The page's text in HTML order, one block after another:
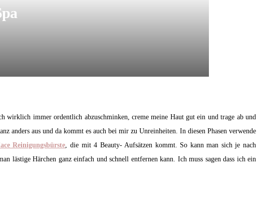
immer ordentlich abzuschminken, creme meine Haut gut ein und trage ab und
anders aus und da kommt es auch bei mir zu Unreinheiten. In diesen Phasen verwende
Reinigungsbürste , die mit 4 Beauty- Aufsätzen kommt. So kann man sich je nach
lästige Härchen ganz einfach und schnell entfernen kann. Ich muss sagen dass ich ein